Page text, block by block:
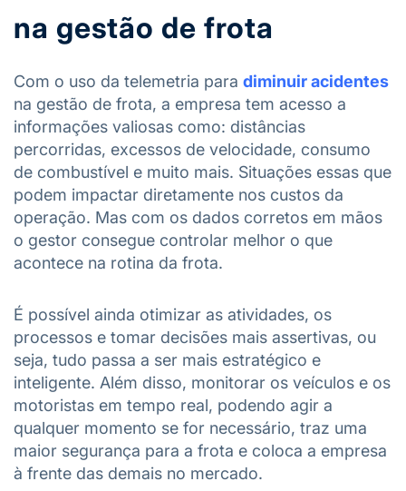
na gestão de frota
Com o uso da telemetria para diminuir acidentes
na gestão de frota, a empresa tem acesso a
informações valiosas como: distâncias
percorridas, excessos de velocidade, consumo
de combustível e muito mais. Situações essas que
podem impactar diretamente nos custos da
operação. Mas com os dados corretos em mãos
o gestor consegue controlar melhor o que
acontece na rotina da frota.
É possível ainda otimizar as atividades, os
processos e tomar decisões mais assertivas, ou
seja, tudo passa a ser mais estratégico e
inteligente. Além disso, monitorar os veículos e os
motoristas em tempo real, podendo agir a
qualquer momento se for necessário, traz uma
maior segurança para a frota e coloca a empresa
à frente das demais no mercado.